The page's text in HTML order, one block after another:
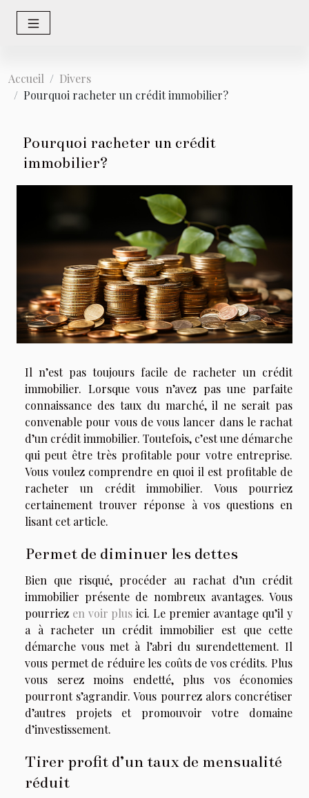
Accueil
Divers
Pourquoi racheter un crédit immobilier?
Pourquoi racheter un crédit
immobilier?
Il n’est pas toujours facile de racheter un crédit
immobilier. Lorsque vous n’avez pas une parfaite
connaissance des taux du marché, il ne serait pas
convenable pour vous de vous lancer dans le rachat
d’un crédit immobilier. Toutefois, c’est une démarche
qui peut être très profitable pour votre entreprise.
Vous voulez comprendre en quoi il est profitable de
racheter un crédit immobilier. Vous pourriez
certainement trouver réponse à vos questions en
lisant cet article.
Permet de diminuer les dettes
Bien que risqué, procéder au rachat d’un crédit
immobilier présente de nombreux avantages. Vous
pourriez en voir plus ici. Le premier avantage qu’il y
a à racheter un crédit immobilier est que cette
démarche vous met à l’abri du surendettement. Il
vous permet de réduire les coûts de vos crédits. Plus
vous serez moins endetté, plus vos économies
pourront s’agrandir. Vous pourrez alors concrétiser
d’autres projets et promouvoir votre domaine
d’investissement.
Tirer profit d’un taux de mensualité
réduit